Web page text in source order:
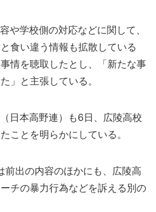
や学校側の対応などに関して、
食い違う情報も拡散している
情を聴取したとし、「新たな事
」と主張している。
日本高野連）も6日、広陵高校
ことを明らかにしている。
出の内容のほかにも、広陵高
チの暴力行為などを訴える別の